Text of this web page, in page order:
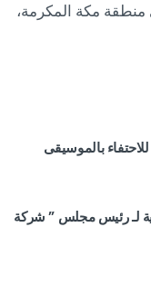
منطقة مكة المكرمة،
بالموسيقى
لـ رئيس مجلس ” شركة